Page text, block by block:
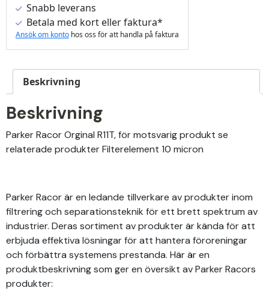
Snabb leverans
Betala med kort eller faktura*
Ansök om konto hos oss för att handla på faktura
Beskrivning
Beskrivning
Parker Racor Orginal R11T, för motsvarig produkt se
relaterade produkter Filterelement 10 micron
Parker Racor är en ledande tillverkare av produkter inom
filtrering och separationsteknik för ett brett spektrum av
industrier. Deras sortiment av produkter är kända för att
erbjuda effektiva lösningar för att hantera föroreningar
och förbättra systemens prestanda. Här är en
produktbeskrivning som ger en översikt av Parker Racors
produkter: